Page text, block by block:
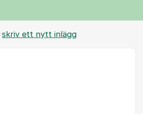
skriv ett nytt inlägg